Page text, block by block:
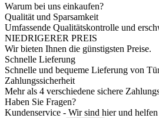
Warum bei uns einkaufen?
Qualität und Sparsamkeit
Umfassende Qualitätskontrolle und
NIEDRIGERER PREIS
Wir bieten Ihnen die günstigsten Preise.
Schnelle Lieferung
Schnelle und bequeme Lieferung von
Zahlungssicherheit
Mehr als 4 verschiedene sichere
Haben Sie Fragen?
Kundenservice - Wir sind hier und helfen